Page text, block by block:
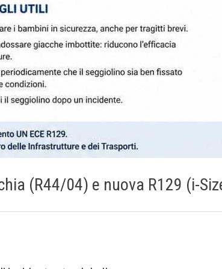
(R44/04) e nuova R129 (i-